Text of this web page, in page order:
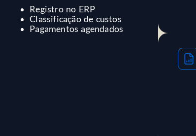
Registro no ERP
Classificação de custos
Pagamentos agendados